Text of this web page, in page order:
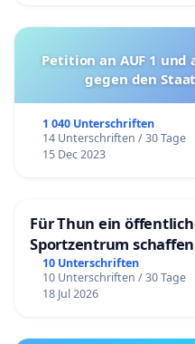
Petition an AUF 1 und
gegen den
1 040 Unterschriften
14 Unterschriften / 30 Tage
15 Dec 2023
Für Thun ein
Sportzentrum schaffen
10 Unterschriften
10 Unterschriften / 30 Tage
18 Jul 2026